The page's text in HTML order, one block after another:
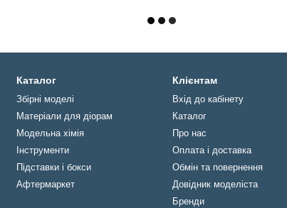
Каталог
Збірні моделі
Матеріали для діорам
Модельна хімія
Інструменти
Підставки і бокси
Афтермаркет
Клієнтам
Вхід до кабінету
Каталог
Про нас
Оплата і доставка
Обмін та повернення
Довідник моделіста
Бренди